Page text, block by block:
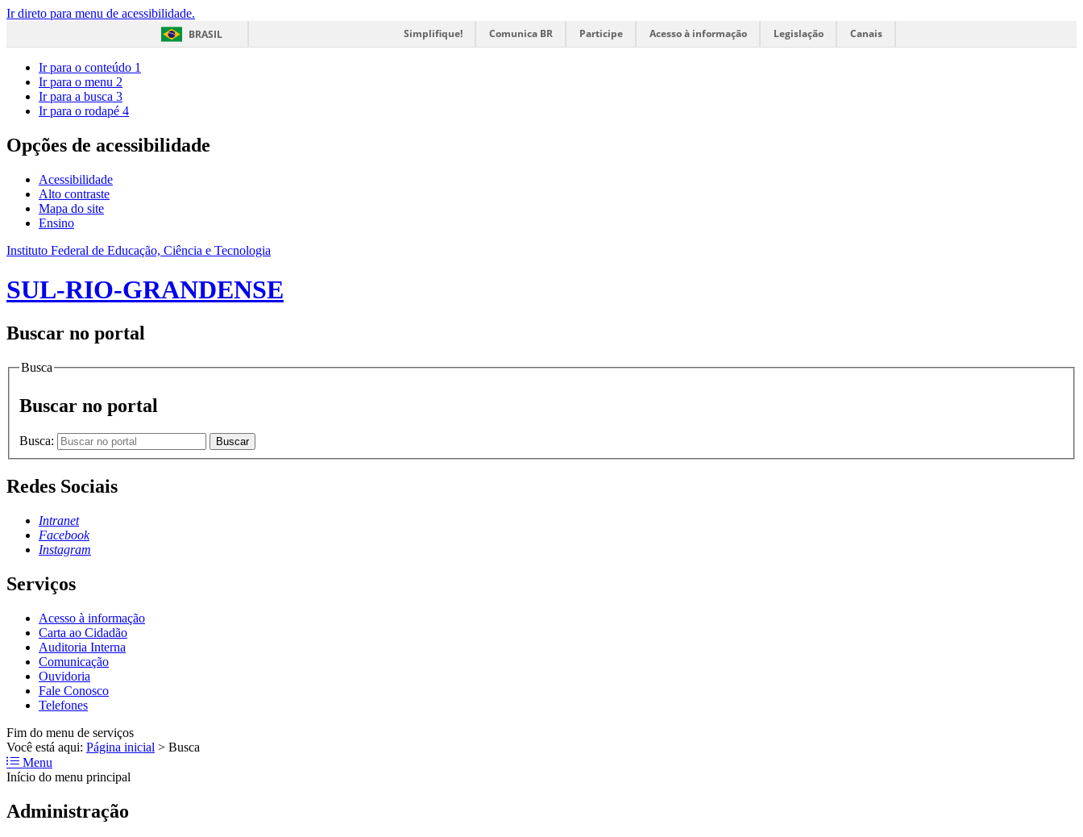
Ir direto para menu de acessibilidade.
BRASIL
Simplifique! Comunica BR Participe Acesso à informação Legislação Canais
Ir para o conteúdo 1
Ir para o menu 2
Ir para a busca 3
Ir para o rodapé 4
Opções de acessibilidade
Acessibilidade
Alto contraste
Mapa do site
Ensino
Instituto Federal de Educação, Ciência e Tecnologia
SUL-RIO-GRANDENSE
Buscar no portal
Busca
Buscar no portal
Busca: Buscar
Redes Sociais
Intranet
Facebook
Instagram
Serviços
Acesso à informação
Carta ao Cidadão
Auditoria Interna
Comunicação
Ouvidoria
Fale Conosco
Telefones
Fim do menu de serviços
Você está aqui: Página inicial > Busca
Menu
Início do menu principal
Administração